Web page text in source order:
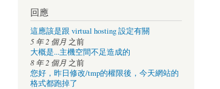
回應
這應該是跟 virtual hosting 設定有關
5 年 2 個月之前
大概是...主機空間不足造成的
8 年 2 個月之前
您好，昨日修改/tmp的權限後，今天網站的
格式都跑掉了